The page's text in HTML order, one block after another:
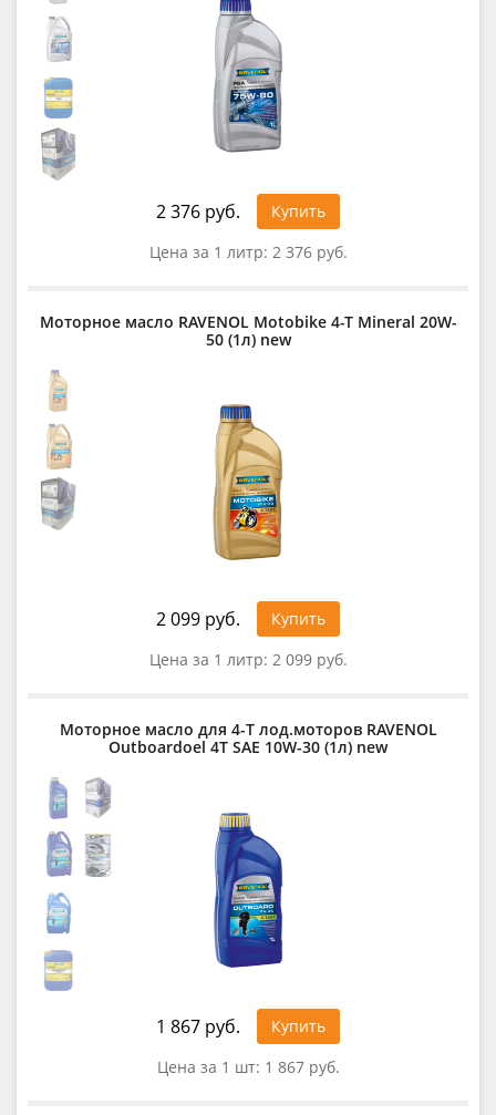
2 376 руб.
Купить
Цена за 1 литр: 2 376 руб.
Моторное масло RAVENOL Motobike 4-T Mineral 20W-
50 (1л) new
2 099 руб.
Купить
Цена за 1 литр: 2 099 руб.
Моторное масло для 4-T лод.моторов RAVENOL
Outboardoel 4T SAE 10W-30 (1л) new
1 867 руб.
Купить
Цена за 1 шт: 1 867 руб.